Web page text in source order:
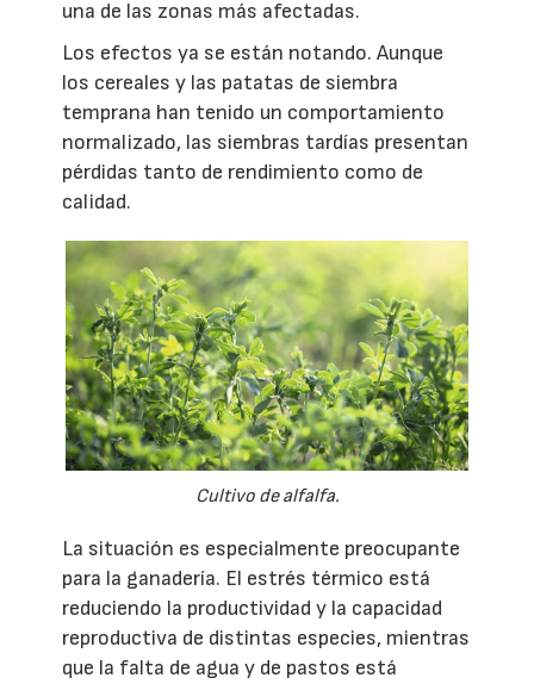
una de las zonas más afectadas.
Los efectos ya se están notando. Aunque
los cereales y las patatas de siembra
temprana han tenido un comportamiento
normalizado, las siembras tardías presentan
pérdidas tanto de rendimiento como de
calidad.
Cultivo de alfalfa.
La situación es especialmente preocupante
para la ganadería. El estrés térmico está
reduciendo la productividad y la capacidad
reproductiva de distintas especies, mientras
que la falta de agua y de pastos está